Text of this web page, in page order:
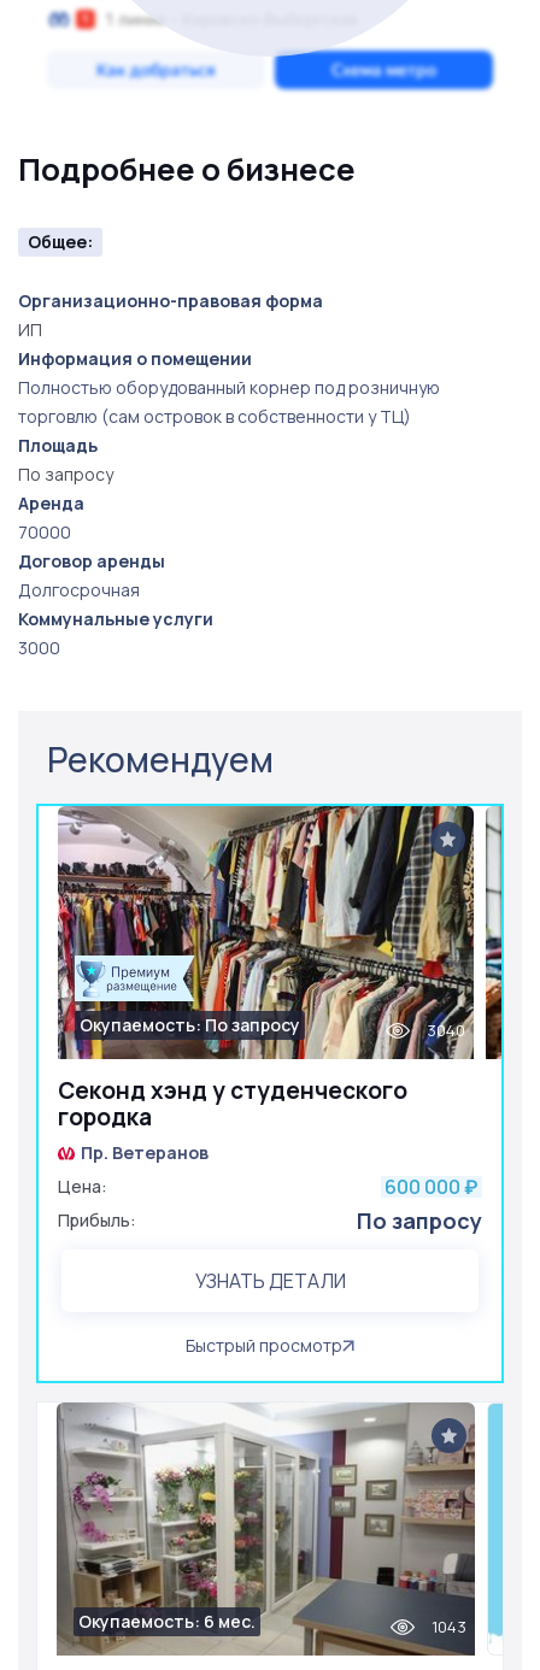
Подробнее о бизнесе
Общее:
Организационно-правовая форма
ИП
Информация о помещении
Полностью оборудованный корнер под розничную
торговлю (сам островок в собственности у ТЦ)
Площадь
По запросу
Аренда
70000
Договор аренды
Долгосрочная
Коммунальные услуги
3000
Рекомендуем
Секонд хэнд у студенческого
городка
Окупаемость: По запросу 3040
Пр. Ветеранов
Цена:
600 000 ₽
Прибыль: По запросу
УЗНАТЬ ДЕТАЛИ
Быстрый просмотр
Окупаемость: 6 мес. 1043